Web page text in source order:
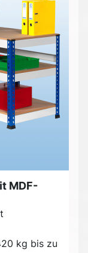
MDF-
kg bis zu